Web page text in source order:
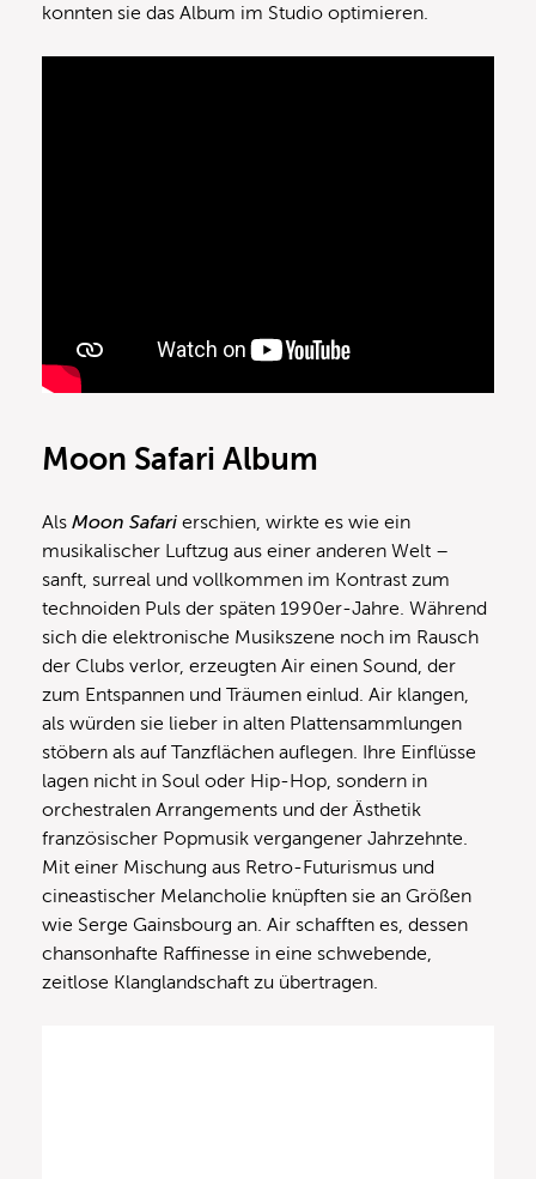
konnten sie das Album im Studio optimieren.
Moon Safari Album
Als Moon Safari erschien, wirkte es wie ein
musikalischer Luftzug aus einer anderen Welt –
sanft, surreal und vollkommen im Kontrast zum
technoiden Puls der späten 1990er-Jahre. Während
sich die elektronische Musikszene noch im Rausch
der Clubs verlor, erzeugten Air einen Sound, der
zum Entspannen und Träumen einlud. Air klangen,
als würden sie lieber in alten Plattensammlungen
stöbern als auf Tanzflächen auflegen. Ihre Einflüsse
lagen nicht in Soul oder Hip-Hop, sondern in
orchestralen Arrangements und der Ästhetik
französischer Popmusik vergangener Jahrzehnte.
Mit einer Mischung aus Retro-Futurismus und
cineastischer Melancholie knüpften sie an Größen
wie Serge Gainsbourg an. Air schafften es, dessen
chansonhafte Raffinesse in eine schwebende,
zeitlose Klanglandschaft zu übertragen.